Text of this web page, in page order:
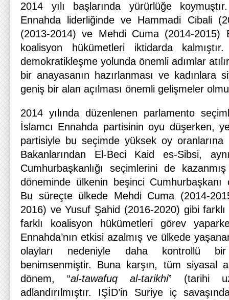
2014 yılı başlarında yürürlüğe
Ennahda liderliğinde ve Hammadi Cibali
(2013-2014) ve Mehdi Cuma (2014-2015)
koalisyon hükümetleri iktidarda
demokratikleşme yolunda önemli adımlar
bir anayasanın hazırlanması ve kadınlara
geniş bir alan açılması önemli gelişmeler
2014 yılında düzenlenen parlamento
İslamcı Ennahda partisinin oyu düşerken,
partisiyle bu seçimde yüksek oy oranlarına
Bakanlarından El-Beci Kaid es-Sibsi,
Cumhurbaşkanlığı seçimlerini de
döneminde ülkenin beşinci Cumhurbaşkanı
Bu süreçte ülkede Mehdi Cuma (2014-
2016) ve Yusuf Şahid (2016-2020) gibi
farklı koalisyon hükümetleri görev
Ennahda’nın etkisi azalmış ve ülkede
olayları nedeniyle daha kontrollü bir
benimsenmiştir. Buna karşın, tüm siyasal
dönem, “al-tawafuq al-tarikhi” (tarihi
adlandırılmıştır. IŞİD’in Suriye iç